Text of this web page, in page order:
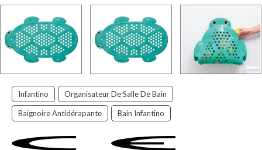
Infantino Organisateur De Salle De Bain
Baignoire Antidérapante Bain Infantino